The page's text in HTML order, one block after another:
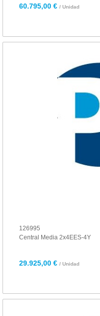
60.795,00 € / Unidad
126995
Central Media 2x4EES-4Y
29.925,00 € / Unidad